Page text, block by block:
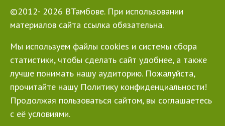
©2012- 2026 ВТамбове. При использовании
материалов сайта ссылка обязательна.
Мы используем файлы cookies и системы сбора
статистики, чтобы сделать сайт удобнее, а также
лучше понимать нашу аудиторию. Пожалуйста,
прочитайте нашу Политику конфиденциальности!
Продолжая пользоваться сайтом, вы соглашаетесь
с её условиями.